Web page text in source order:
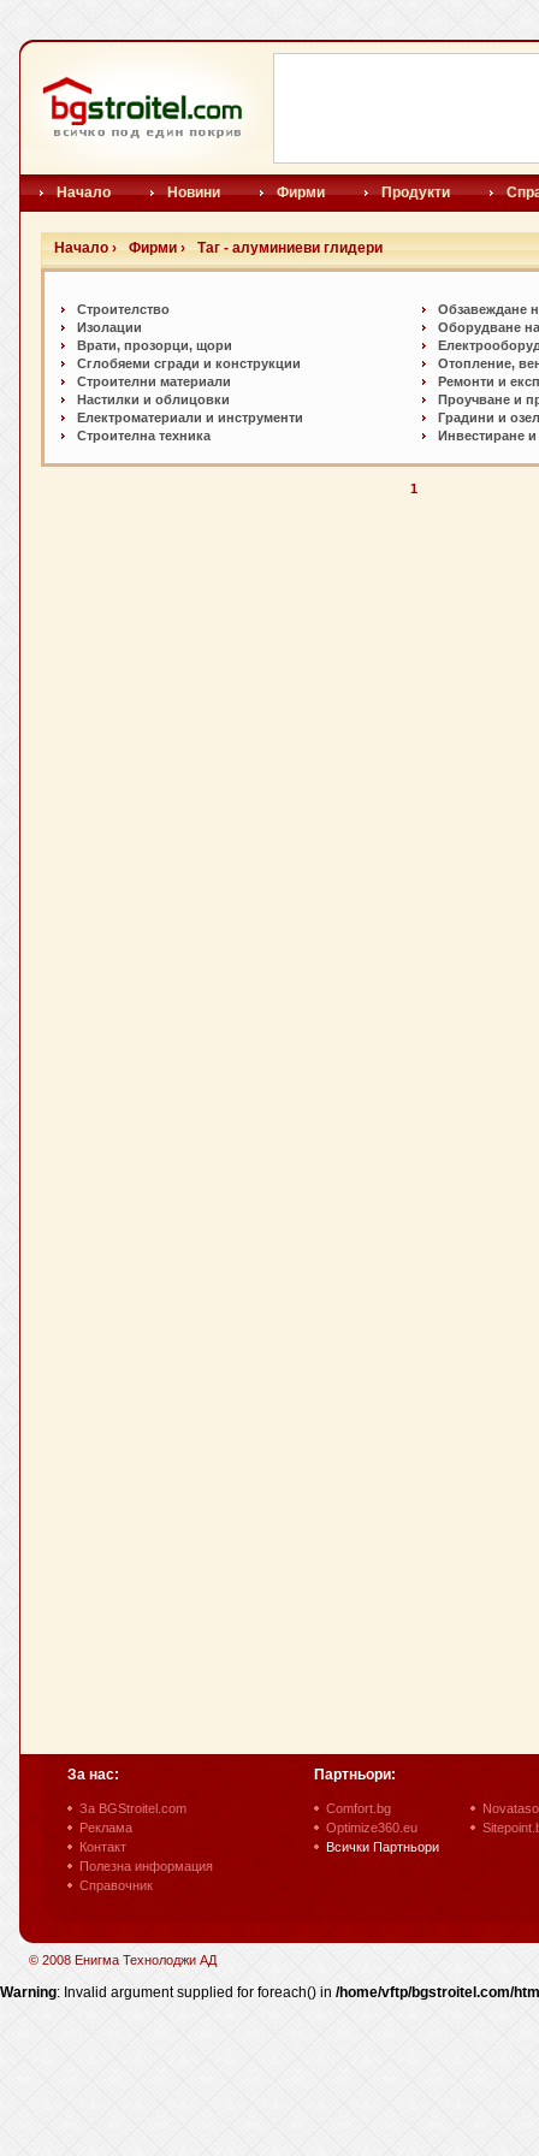
Начало Новини Фирми Продукти
Начало › Фирми › Таг - алуминиеви глидери
Строителство
Изолации
Врати, прозорци, щори
Сглобяеми сгради и конструкции
Строителни материали
Настилки и oблицовки
Електроматериали и инструменти
Строителна техника
Обзавеждане
Оборудване
Отопление,
Ремонти и
Проучване и
Градини и
Инвестиране
1
За нас:
За BGStroitel.com
Реклама
Контакт
Полезна информация
Справочник
Партньори:
Comfort.bg
Optimize360.eu
Всички Партньори
© 2008 Енигма Технолоджи АД
Warning: Invalid argument supplied for foreach() in /home/vftp/bgstroitel.com/